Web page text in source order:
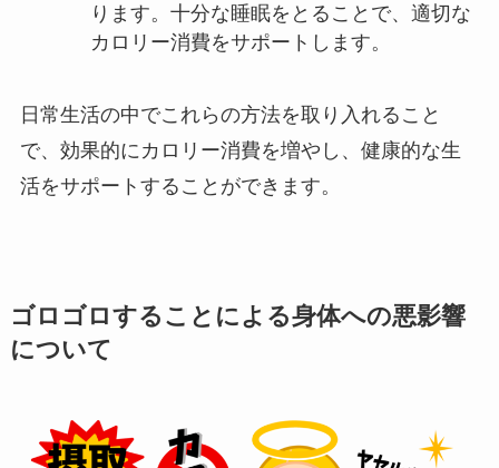
ります。十分な睡眠をとることで、適切な
カロリー消費をサポートします。
日常生活の中でこれらの方法を取り入れること
で、効果的にカロリー消費を増やし、健康的な生
活をサポートすることができます。
ゴロゴロすることによる身体への悪影響
について